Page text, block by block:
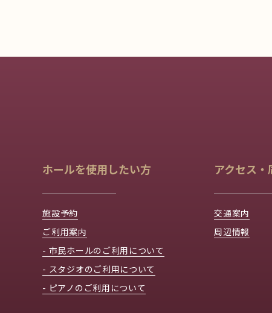
ホールを使用したい方
施設予約
ご利用案内
- 市民ホールのご利用について
- スタジオのご利用について
- ピアノのご利用について
アクセス
交通案内
周辺情報